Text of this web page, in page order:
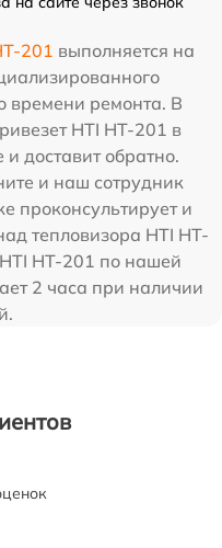
201 выполняется на
времени ремонта. В
HTI HT-201 в
доставит обратно.
и наш сотрудник
проконсультирует и
тепловизора HTI HT-
HT-201 по нашей
2 часа при наличии